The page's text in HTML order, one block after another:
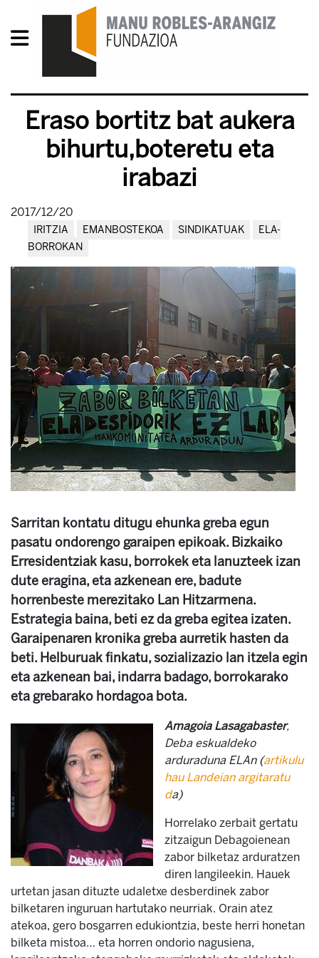
Eraso bortitz bat aukera
bihurtu,boteretu eta
irabazi
2017/12/20
IRITZIA EMANBOSTEKOA SINDIKATUAK
ELA-
BORROKAN
Sarritan kontatu ditugu ehunka greba egun
pasatu ondorengo garaipen epikoak. Bizkaiko
Erresidentziak kasu, borrokek eta lanuzteek izan
dute eragina, eta azkenean ere, badute
horrenbeste merezitako Lan Hitzarmena.
Estrategia baina, beti ez da greba egitea izaten.
Garaipenaren kronika greba aurretik hasten da
beti. Helburuak finkatu, sozializazio lan itzela egin
eta azkenean bai, indarra badago, borrokarako
eta grebarako hordagoa bota.
Amagoia Lasagabaster,
Deba eskualdeko
arduraduna ELAn (artikulu
hau Landeian argitaratu
da)
Horrelako zerbait gertatu
zitzaigun Debagoienean
zabor bilketaz arduratzen
diren langileekin. Hauek
urtetan jasan dituzte udaletxe desberdinek zabor
bilketaren inguruan hartutako neurriak. Orain atez
atekoa, gero bosgarren edukiontzia, beste herri honetan
bilketa mistoa… eta horren ondorio nagusiena,